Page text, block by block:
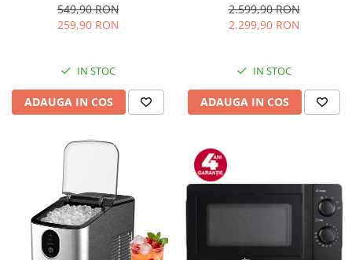
1300 W, Uscare si indreptare,
Afisaj LCD, Tehnologie cu ioni
549,90 RON
259,90 RON
IN STOC
ADAUGA IN COS
LED, H 169.5 cm, Negru
2.599,90 RON
2.299,90 RON
IN STOC
ADAUGA IN COS